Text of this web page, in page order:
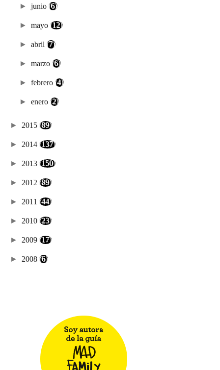
►junio(6)
►mayo (12)
►abril(7)
►marzo(6)
►febrero(4)
►enero(2)
► 2015 (89)
► 2014 (137)
► 2013 (150)
► 2012 (89)
► 2011 (44)
► 2010 (23)
► 2009 (17)
► 2008 (6)